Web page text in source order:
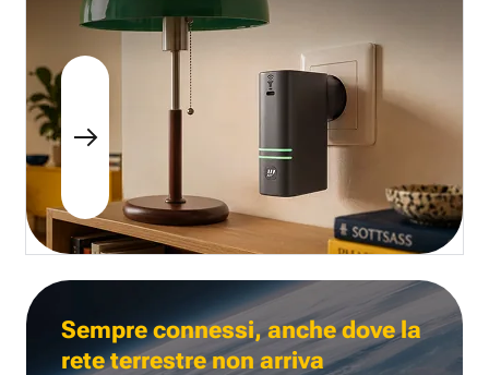
Sempre connessi, anche dove la
rete terrestre non arriva